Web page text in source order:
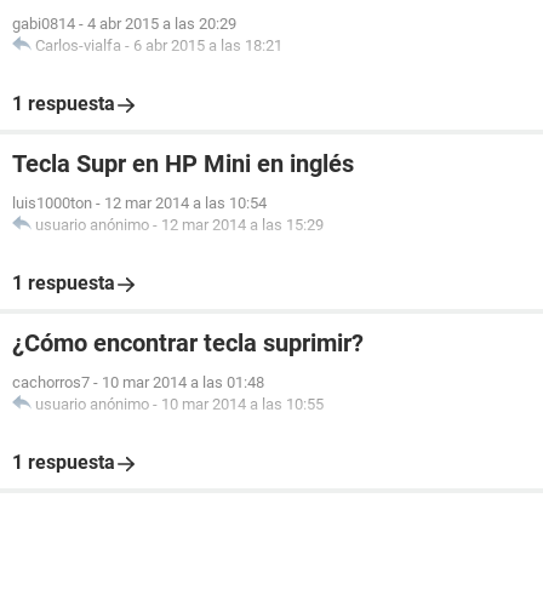
gabi0814 - 4 abr 2015 a las 20:29
Carlos-vialfa - 6 abr 2015 a las 18:21
1 respuesta
Tecla Supr en HP Mini en inglés
luis1000ton - 12 mar 2014 a las 10:54
usuario anónimo - 12 mar 2014 a las 15:29
1 respuesta
¿Cómo encontrar tecla suprimir?
cachorros7 - 10 mar 2014 a las 01:48
usuario anónimo - 10 mar 2014 a las 10:55
1 respuesta